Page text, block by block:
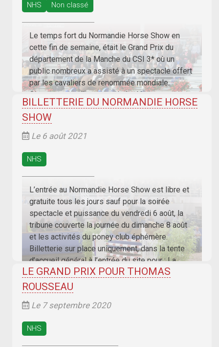
NHS Non classé
Le temps fort du Normandie Horse Show en
cette fin de semaine, était le Grand Prix du
département de la Manche du CSI 3* où un
public nombreux a assisté à un spectacle offert
par les cavaliers de renommée mondiale.
Cinquante cavaliers ont pris le départ pour se
mesurer à ce parcours à 1m50 qui
BILLETTERIE DU NORMANDIE HORSE
SHOW
Le 6 août 2021
NHS
L’entrée au Normandie Horse Show est libre et
gratuite tous les jours sauf pour la soirée
spectacle et puissance du vendredi 6 août, la
tribune couverte la journée du dimanche 8 août
et les activités du poney club éphémère.
Billetterie sur place uniquement, dans la tente
d’accueil général à l’entrée du site pour : La
LE GRAND PRIX POUR THOMAS
ROUSSEAU
Le 7 septembre 2020
NHS